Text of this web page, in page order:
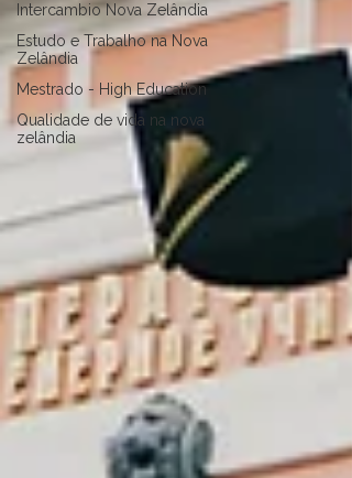
Intercambio Nova Zelândia
Estudo e Trabalho na Nova
Zelândia
Mestrado - High Education
Qualidade de vida na nova
zelândia